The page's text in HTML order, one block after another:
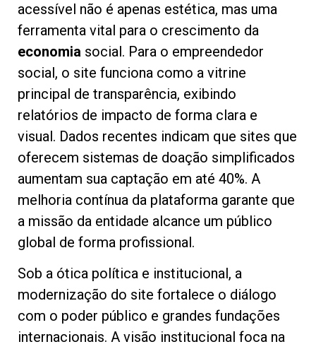
acessível não é apenas estética, mas uma
ferramenta vital para o crescimento da
economia social. Para o empreendedor
social, o site funciona como a vitrine
principal de transparência, exibindo
relatórios de impacto de forma clara e
visual. Dados recentes indicam que sites que
oferecem sistemas de doação simplificados
aumentam sua captação em até 40%. A
melhoria contínua da plataforma garante que
a missão da entidade alcance um público
global de forma profissional.
Sob a ótica política e institucional, a
modernização do site fortalece o diálogo
com o poder público e grandes fundações
internacionais. A visão institucional foca na